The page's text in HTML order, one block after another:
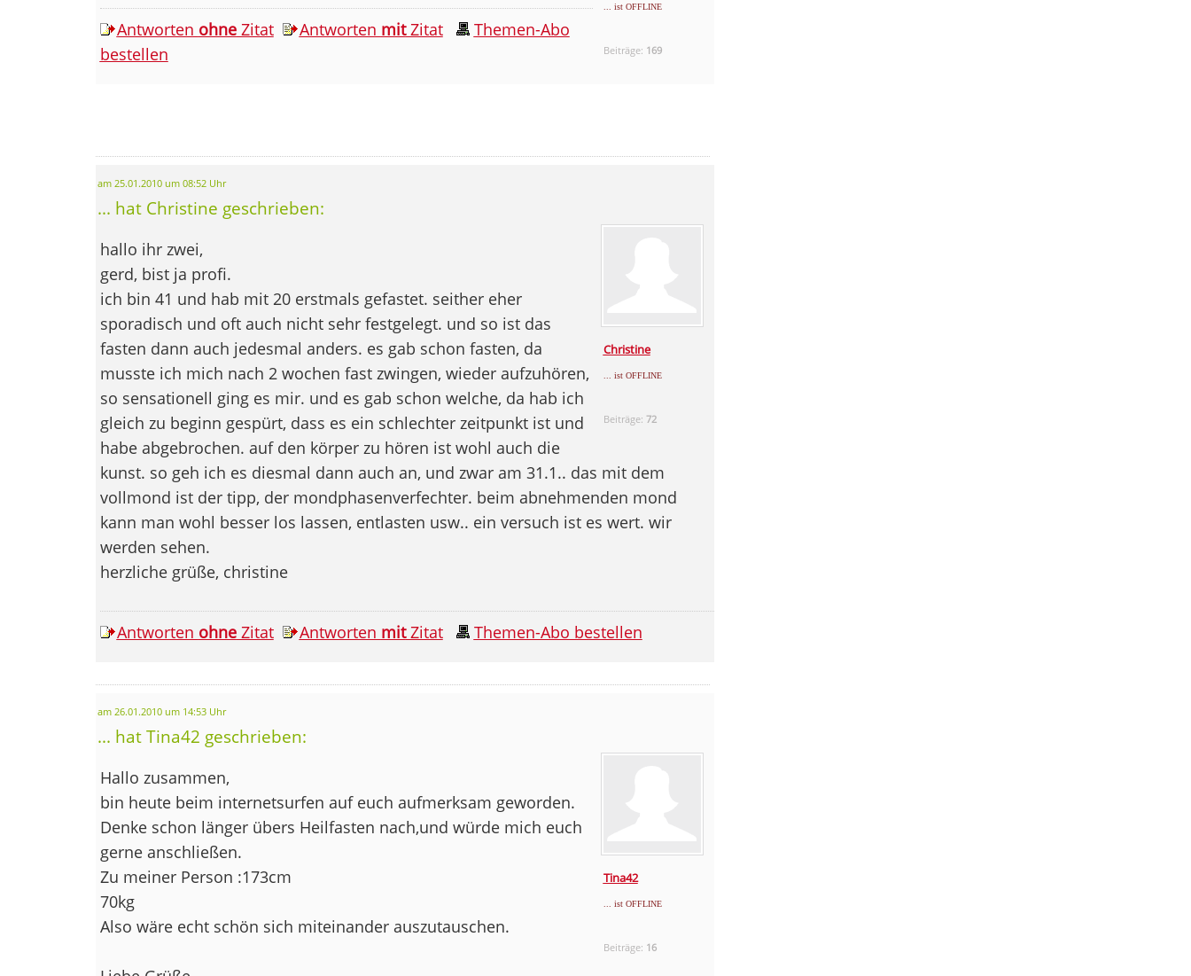
... ist OFFLINE
Beiträge: 169
Antworten ohneZitat Antworten mitZitat
Themen-Abo
bestellen
am 25.01.2010 um 08:52 Uhr
... hat Christine geschrieben:
Christine
... ist OFFLINE
Beiträge: 72
hallo ihr zwei,
gerd, bist ja profi.
ich bin 41 und hab mit 20 erstmals gefastet. seither eher
sporadisch und oft auch nicht sehr festgelegt. und so ist das
fasten dann auch jedesmal anders. es gab schon fasten, da
musste ich mich nach 2 wochen fast zwingen, wieder aufzuhören,
so sensationell ging es mir. und es gab schon welche, da hab ich
gleich zu beginn gespürt, dass es ein schlechter zeitpunkt ist und
habe abgebrochen. auf den körper zu hören ist wohl auch die
kunst. so geh ich es diesmal dann auch an, und zwar am 31.1.. das mit dem
vollmond ist der tipp, der mondphasenverfechter. beim abnehmenden mond
kann man wohl besser los lassen, entlasten usw.. ein versuch ist es wert. wir
werden sehen.
herzliche grüße, christine
Antworten ohneZitat Antworten mitZitat Themen-Abo bestellen
am 26.01.2010 um 14:53 Uhr
... hat Tina42 geschrieben:
Tina42
... ist OFFLINE
Beiträge: 16
Hallo zusammen,
bin heute beim internetsurfen auf euch aufmerksam geworden.
Denke schon länger übers Heilfasten nach,und würde mich euch
gerne anschließen.
Zu meiner Person :173cm
70kg
Also wäre echt schön sich miteinander auszutauschen.